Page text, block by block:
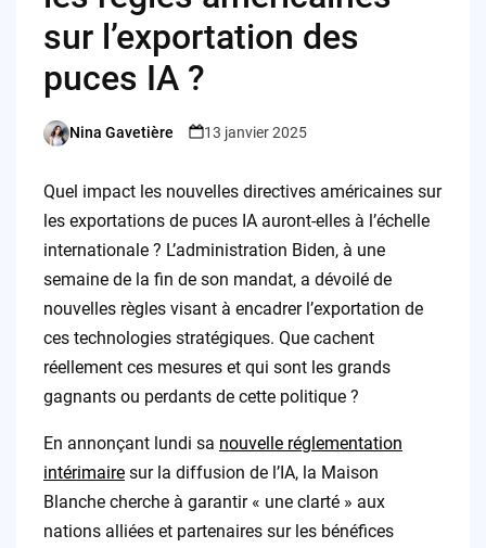
sur l’exportation des
puces IA ?
Posted
Nina Gavetière 13 janvier 2025
Quel impact les nouvelles directives américaines sur
les exportations de puces IA auront-elles à l’échelle
internationale ? L’administration Biden, à une
semaine de la fin de son mandat, a dévoilé de
nouvelles règles visant à encadrer l’exportation de
ces technologies stratégiques. Que cachent
réellement ces mesures et qui sont les grands
gagnants ou perdants de cette politique ?
En annonçant lundi sa nouvelle réglementation
intérimairesur la diffusion de l’IA, la Maison
Blanche cherche à garantir « une clarté » aux
nations alliées et partenaires sur les bénéfices